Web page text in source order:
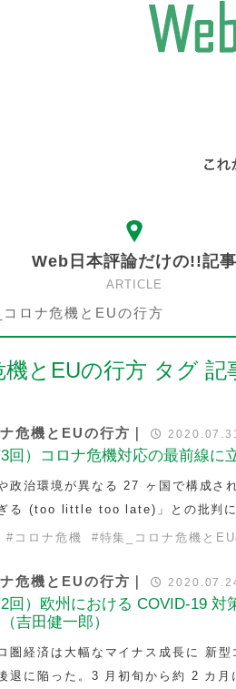
Web日本評論だけの!!記事
ARTICLE
ロナ危機とEUの行方
とEUの行方 タグ 記
ナ危機とEUの行方｜
3回）コロナ危機対応の最前線に
政治環境が異なる 27 ヶ国で構成さ
る (too little too late)」との批判に
# コロナ危機 #特集_コロナ危機と
ナ危機とEUの行方｜
2回）欧州における COVID-19
吉田健一郎）
圏経済は大幅なマイナス成長に 新
退に陥った。3 月初旬から約 2 カ